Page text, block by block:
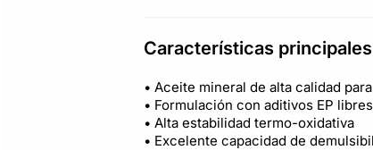
Características principales
• Aceite mineral de alta calidad
• Formulación con aditivos EP
• Alta estabilidad termo-oxidativa
• Excelente capacidad de